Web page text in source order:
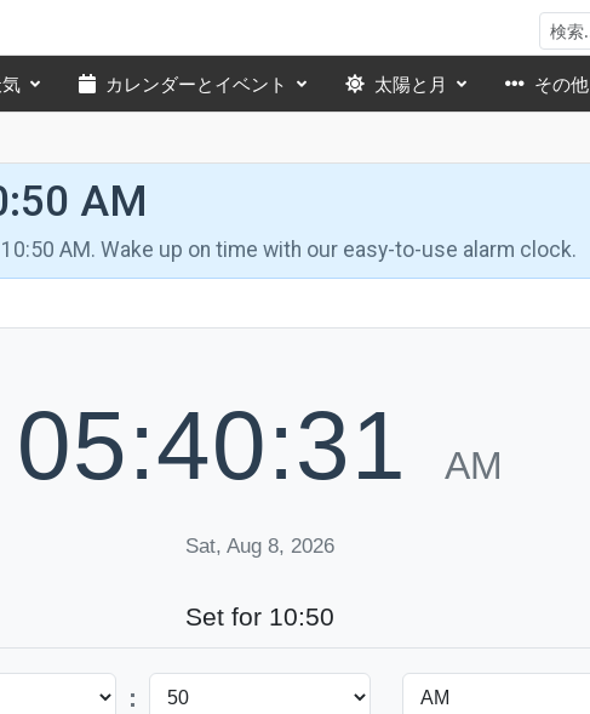
カレンダーとイベント 太陽と月 その他
AM
AM. Wake up on time with our easy-to-use alarm clock.
05:40:32 AM
Sat, Aug 8, 2026
Set for 10:50
: